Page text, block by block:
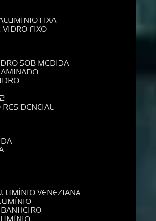
FIXA
VIDRO FIXO
SOB MEDIDA
RESIDENCIAL
VENEZIANA